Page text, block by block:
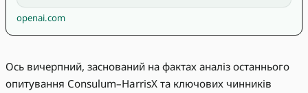
openai.com
Ось вичерпний, заснований на фактах аналіз останнього
опитування Consulum–HarrisX та ключових чинників